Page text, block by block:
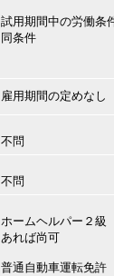
試用期間中の労働条
同条件
雇用期間の定めなし
不問
不問
ホームヘルパー２級
あれば尚可
普通自動車運転免許